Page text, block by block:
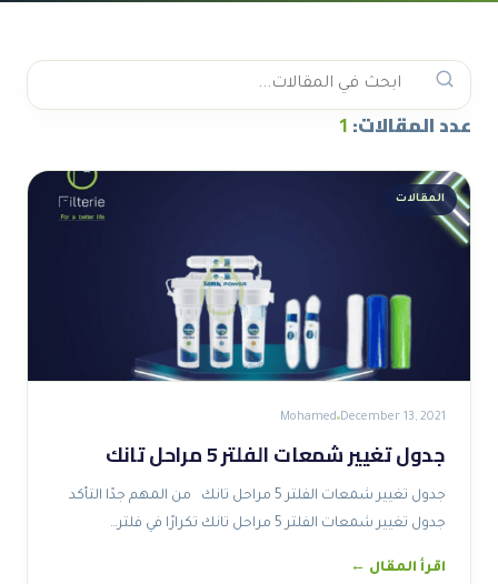
عدد المقالات:1
المقالات
December 13, 2021
Mohamed
جدول تغيير شمعات الفلتر 5 مراحل تانك
جدول تغيير شمعات الفلتر 5 مراحل تانك من المهم جدًا التأكد
جدول تغيير شمعات الفلتر 5 مراحل تانك تكرارًا في فلتر…
اقرأ المقال ←